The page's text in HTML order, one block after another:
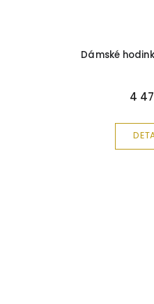
Dámské
4